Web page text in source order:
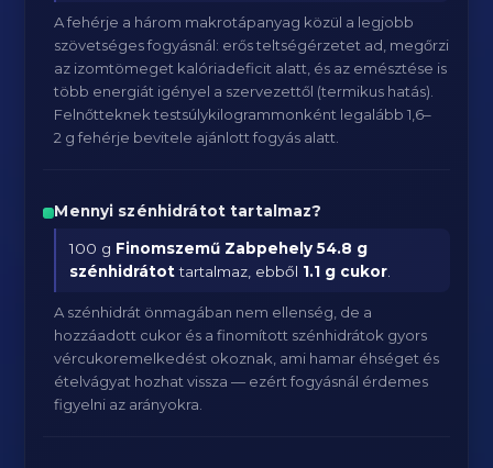
A fehérje a három makrotápanyag közül a legjobb
szövetséges fogyásnál: erős teltségérzetet ad, megőrzi
az izomtömeget kalóriadeficit alatt, és az emésztése is
több energiát igényel a szervezettől (termikus hatás).
Felnőtteknek testsúlykilogrammonként legalább 1,6–
2 g fehérje bevitele ajánlott fogyás alatt.
Mennyi szénhidrátot tartalmaz?
100 g Finomszemű Zabpehely 54.8 g
szénhidrátottartalmaz, ebből 1.1 g cukor
A szénhidrát önmagában nem ellenség, de a
hozzáadott cukor és a finomított szénhidrátok gyors
vércukoremelkedést okoznak, ami hamar éhséget és
ételvágyat hozhat vissza — ezért fogyásnál érdemes
figyelni az arányokra.